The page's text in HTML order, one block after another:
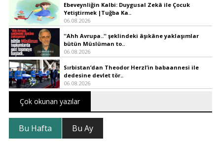
Ebeveynliğin Kalbi: Duygusal Zekâ ile Çocuk
Yetiştirmek |Tuğba Ka..
06.08.2026
''Ahh Avrupa..'' şeklindeki âşıkâne yaklaşımlar
bütün Müslüman to..
06.08.2026
Sırbistan’dan Theodor Herzl’in babaannesi ile
dedesine devlet tör..
06.08.2026
Çok okunan yazılar
Bu Hafta Bu Ay